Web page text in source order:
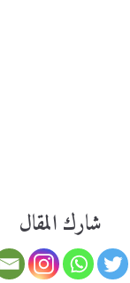
شارك المقال